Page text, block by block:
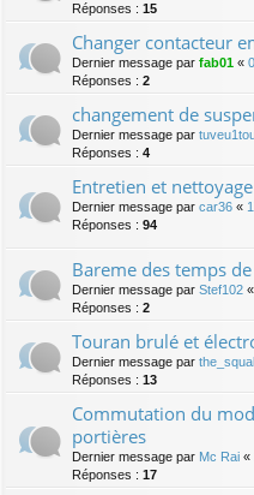
Réponses : 15
Changer contacteur
Dernier message par fab01 «
Réponses : 2
changement de
Dernier message par
Réponses : 4
Entretien et
Dernier message par car36 «
Réponses : 94
Bareme des temps
Dernier message par Stef102 «
Réponses : 2
Touran brulé et
Dernier message par
Réponses : 13
Commutation du
portières
Dernier message par Mc Rai «
Réponses : 17